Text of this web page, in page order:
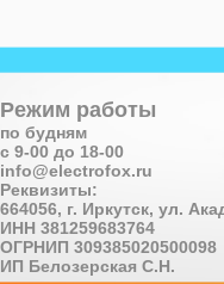
Режим работы
по будням
с 9-00 до 18-00
info@electrofox.ru
Реквизиты:
664056, г. Иркутск, ул.
ИНН 381259683764
ОГРНИП 309385020500098
ИП Белозерская С.Н.